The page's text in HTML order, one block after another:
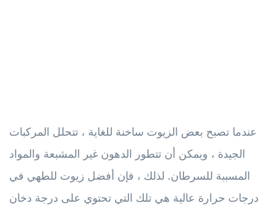
عندما تصبح بعض الزيوت ساخنة للغاية ، تتحلل المركبات
الجيدة ، ويمكن أن تتطور الدهون غير المشبعة والمواد
المسببة للسرطان. لذلك ، فإن أفضل زيوت للطهي في
درجات حرارة عالية هي تلك التي تحتوي على درجة دخان